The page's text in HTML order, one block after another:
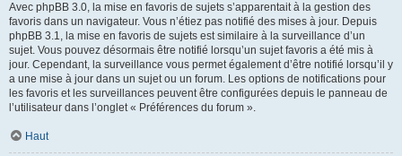
Avec phpBB 3.0, la mise en favoris de sujets s’apparentait à la gestion des
favoris dans un navigateur. Vous n’étiez pas notifié des mises à jour. Depuis
phpBB 3.1, la mise en favoris de sujets est similaire à la surveillance d’un
sujet. Vous pouvez désormais être notifié lorsqu’un sujet favoris a été mis à
jour. Cependant, la surveillance vous permet également d’être notifié lorsqu’il y
a une mise à jour dans un sujet ou un forum. Les options de notifications pour
les favoris et les surveillances peuvent être configurées depuis le panneau de
l’utilisateur dans l’onglet « Préférences du forum ».
Haut